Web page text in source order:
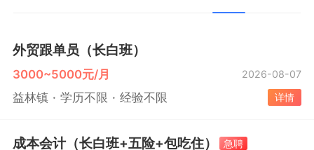
外贸跟单员（长白班）
3000~5000元/月 2026-08-07
益林镇 学历不限 经验不限 详情
成本会计（长白班+五险+包吃住） 急聘